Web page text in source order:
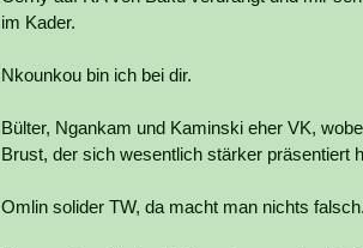
im Kader.
Nkounkou bin ich bei dir.
Bülter, Ngankam und Kaminski eher VK,
Brust, der sich wesentlich stärker präsentiert
Omlin solider TW, da macht man nichts